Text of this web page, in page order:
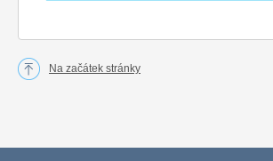
Na začátek stránky